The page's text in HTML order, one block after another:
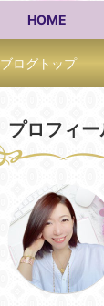
ブログトップ
HOME
プロフィー